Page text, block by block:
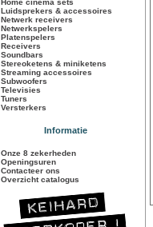
Home cinema sets
Luidsprekers & accessoires
Netwerk receivers
Netwerkspelers
Platenspelers
Receivers
Soundbars
Stereoketens & miniketens
Streaming accessoires
Subwoofers
Televisies
Tuners
Versterkers
Informatie
Onze 8 zekerheden
Openingsuren
Contacteer ons
Overzicht catalogus